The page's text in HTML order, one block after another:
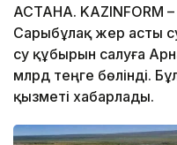
АСТАНА. KAZINFORM
Сарыбұлақ жер асты
су құбырын салуға
млрд теңге бөлінді.
қызметі хабарлады.